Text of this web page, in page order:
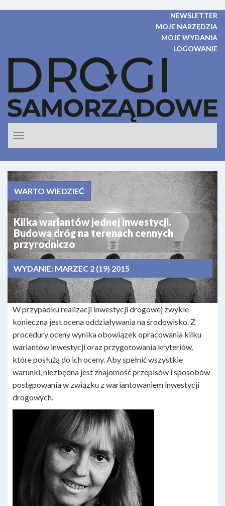
NEWSLETTER
MOJE NARZĘDZIA
MOJE WYDANIA
LOGOWANIE
nawigacje
WARTO WIEDZIEĆ
Kilka wariantów jednej inwestycji.
Budowa dróg na terenach cennych
przyrodniczo
WYDANIE: MARZEC 2 (19) 2015
W przypadku realizacji inwestycji drogowej zwykle
konieczna jest ocena oddziaływania na środowisko. Z
procedury oceny wynika obowiązek opracowania kilku
wariantów inwestycji oraz przygotowania kryteriów,
które posłużą do ich oceny. Aby spełnić wszystkie
warunki, niezbędna jest znajomość przepisów i sposobów
postępowania w związku z wariantowaniem inwestycji
drogowych.